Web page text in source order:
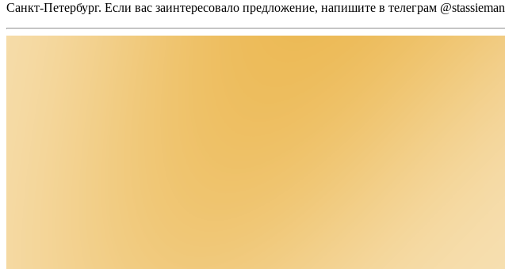
Санкт-Петербург. Если вас заинтересовало предложение, напишите в телеграм @stassieman